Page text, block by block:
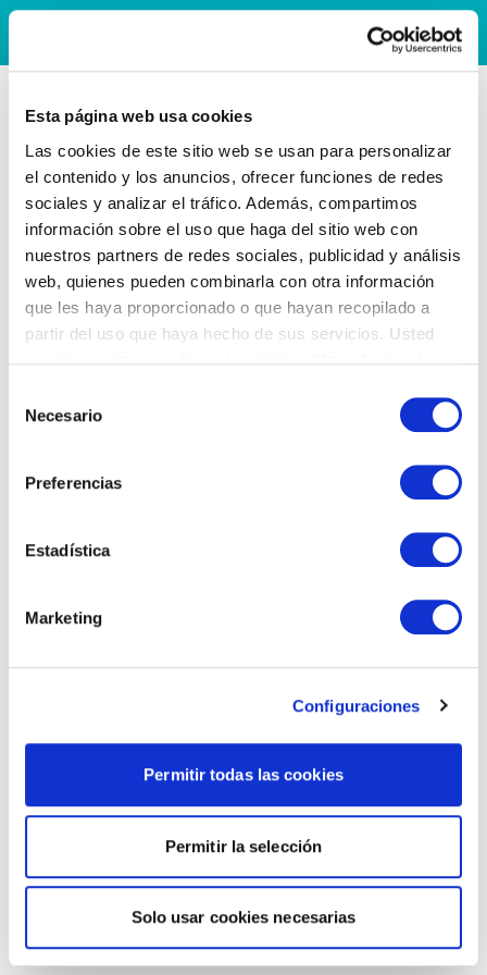
Esta página web usa cookies
Las cookies de este sitio web se usan para personalizar
el contenido y los anuncios, ofrecer funciones de redes
sociales y analizar el tráfico. Además, compartimos
información sobre el uso que haga del sitio web con
nuestros partners de redes sociales, publicidad y análisis
web, quienes pueden combinarla con otra información
que les haya proporcionado o que hayan recopilado a
partir del uso que haya hecho de sus servicios. Usted
Necesario
Preferencias
Estadística
Marketing
Configuraciones
Permitir todas las cookies
Permitir la selección
Solo usar cookies necesarias